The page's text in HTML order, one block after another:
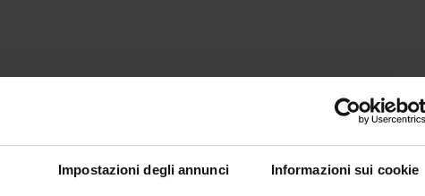
Impostazioni degli annunci Informazioni sui cookie